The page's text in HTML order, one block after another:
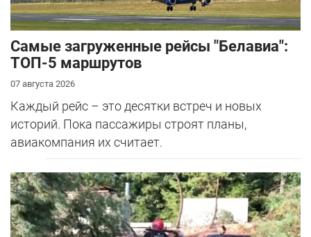
Самые загруженные рейсы "Белавиа":
ТОП-5 маршрутов
07 августа 2026
Каждый рейс – это десятки встреч и новых
историй. Пока пассажиры строят планы,
авиакомпания их считает.